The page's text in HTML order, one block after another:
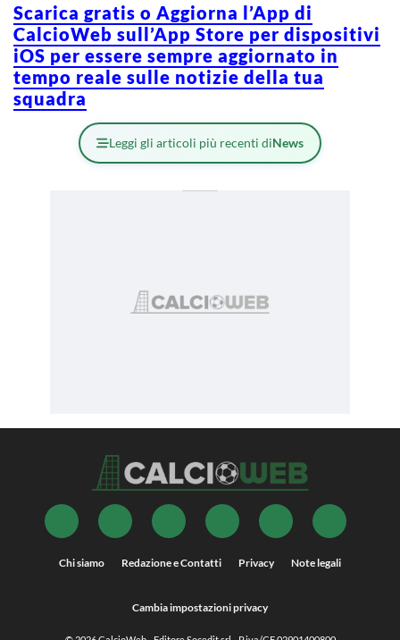
Scarica gratis o Aggiorna l’App di
CalcioWeb sull’App Store per dispositivi
iOS per essere sempre aggiornato in
tempo reale sulle notizie della tua
squadra
Leggi gli articoli più recenti diNews
Chi siamo Redazione e Contatti Privacy Note legali
Cambia impostazioni privacy